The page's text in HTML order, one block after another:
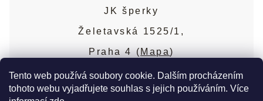
Tento web používá soubory cookie. Dalším procházením
tohoto webu vyjadřujete souhlas s jejich používáním. Více
Obchodní podmínky
Puncovní značky
Blog
Nejčastější dotazy
JK šperky
Želetavská 1525/1,
Praha 4 ( Mapa)
Více o prodejně